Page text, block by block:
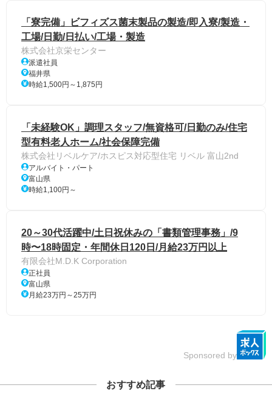
「寮完備」ビフィズス菌末製品の製造/即入寮/製造・
工場/日勤/日払い/工場・製造
株式会社京栄センター
派遣社員
福井県
時給1,500円～1,875円
「未経験OK」調理スタッフ/無資格可/日勤のみ/住宅
型有料老人ホーム/社会保障完備
株式会社リベルケア/ホスピス対応型住宅 リベル 富山2nd
アルバイト・パート
富山県
時給1,100円～
20～30代活躍中/土日祝休みの「書類管理事務」/9
時〜18時固定・年間休日120日/月給23万円以上
有限会社M.D.K Corporation
正社員
富山県
月給23万円～25万円
Sponsored by
おすすめ記事